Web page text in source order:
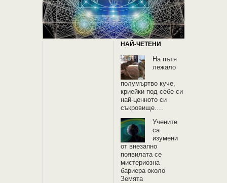
НАЙ-ЧЕТЕНИ
На пътя
лежало
полумъртво куче,
криейки под себе си
най-ценното си
съкровище….
Учените
са
изумени
от внезапно
появилата се
мистериозна
бариера около
Земята